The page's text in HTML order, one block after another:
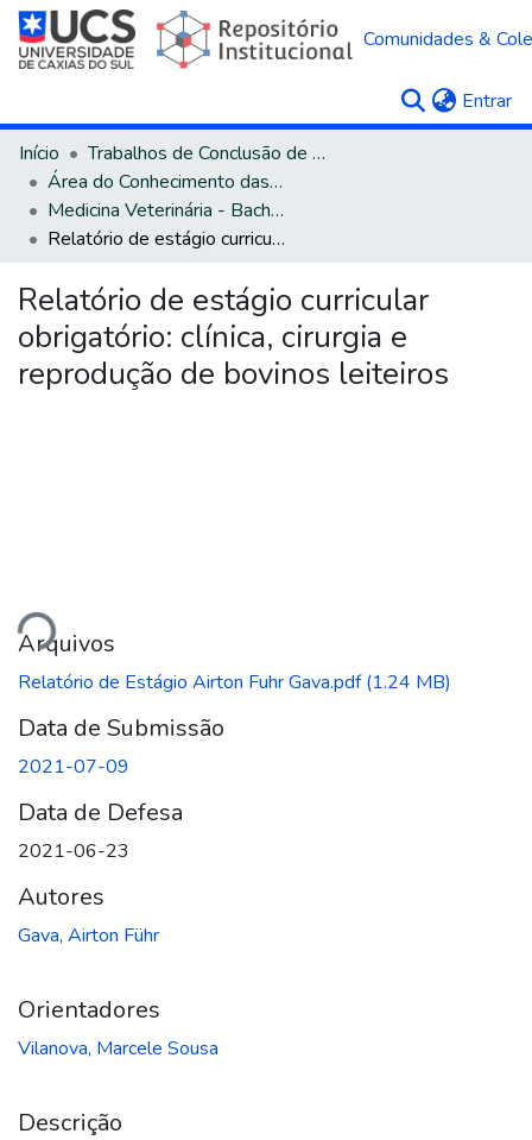
Comunidades &
Entrar
Início
Trabalhos de Conclusão de Curso
Área do Conhecimento das Ciências Agrárias
Medicina Veterinária - Bacharelado
Relatório de estágio curricular obrigatório: clínica, cirurgia e reprodução de bovinos leiteiros
Relatório de estágio curricular
obrigatório: clínica, cirurgia e
reprodução de bovinos leiteiros
Arquivos
Relatório de Estágio Airton Fuhr Gava.pdf(1.24 MB)
Data de Submissão
2021-07-09
Data de Defesa
2021-06-23
Autores
Gava, Airton Führ
Orientadores
Vilanova, Marcele Sousa
Descrição